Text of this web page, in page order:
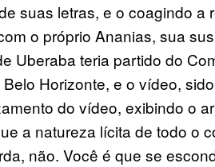
suas letras, e o coagindo a
o próprio Ananias, sua
Uberaba teria partido do
Horizonte, e o vídeo,
do vídeo, exibindo o
a natureza lícita de todo o
não. Você é que se